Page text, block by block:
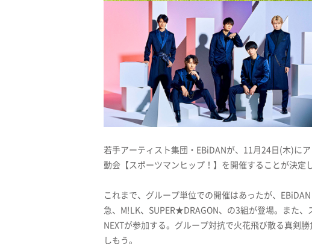
若手アーティスト集団・EBiDANが、11月24日(木)に
動会【スポーツマンヒップ！】を開催することが決定し
これまで、グループ単位での開催はあったが、
急、M!LK、SUPER★DRAGON、の3組が登場。また
NEXTが参加する。グループ対抗で火花飛び散る真剣
しもう。